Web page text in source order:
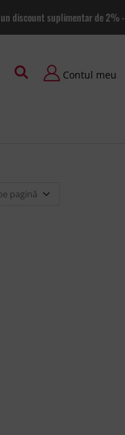
discount suplimentar de 2% -
Contul meu